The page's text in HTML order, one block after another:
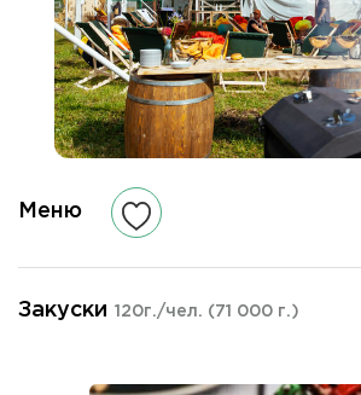
Меню
Закуски 120г./чел. (71 000 г.)